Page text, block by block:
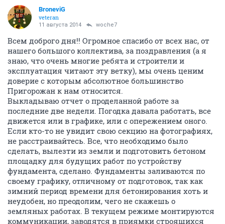
BroneviG
veteran
11 августа 2014 woche7
Всем доброго дня!! Огромное спасибо от всех нас, от
нашего большого коллектива, за поздравления (а я
знаю, что очень многие ребята и строители и
эксплуатация читают эту ветку), мы очень ценим
доверие с которым абсолютное большинство
Пригорожан к нам относится.
Выкладываю отчет о проделанной работе за
последние две недели. Погодка давала работать, все
движется или в графике, или с опережением оного.
Если кто-то не увидит свою секцию на фотографиях,
не расстраивайтесь. Все, что необходимо было
сделать, вылезти из земли и подготовить бетоном
площадку для будущих работ по устройству
фундамента, сделано. Фундаменты заливаются по
своему графику, отличному от подготовок, так как
зимний период времени для бетонирования хоть и
неудобен, но преодолим, чего не скажешь о
земляных работах. В текущем режиме монтируются
коммуникации, заводятся в приямки строящихся